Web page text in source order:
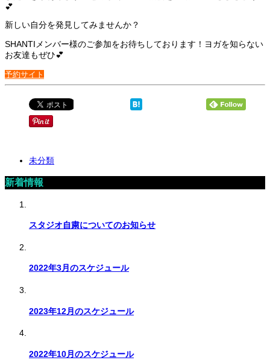
💕
新しい自分を発見してみませんか？
SHANTIメンバー様のご参加をお待ちしております！ヨガを知らない
お友達もぜひ💕
予約サイト
未分類
新着情報
スタジオ自粛についてのお知らせ
2022年3月のスケジュール
2023年12月のスケジュール
2022年10月のスケジュール